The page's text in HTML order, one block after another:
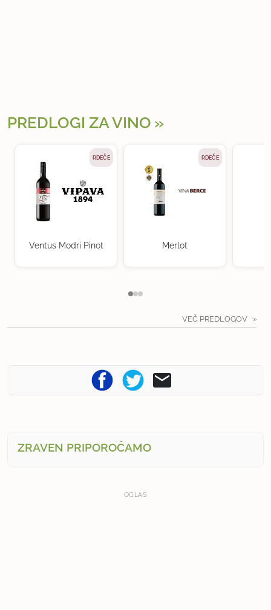
PREDLOGI ZA VINO
RDEČE
Ventus Modri Pinot
RDEČE
Merlot
VEČ PREDLOGOV
ZRAVEN PRIPOROČAMO
OGLAS